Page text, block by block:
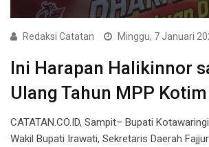
Redaksi Catatan Minggu, 7 Januari
Ini Harapan Halikinnor
Ulang Tahun MPP Kotim
CATATAN.CO.ID, Sampit– Bupati
Wakil Bupati Irawati, Sekretaris Daerah